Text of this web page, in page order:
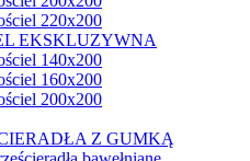
220x200
EKSKLUZYWNA
140x200
160x200
200x200
Z GUMKĄ